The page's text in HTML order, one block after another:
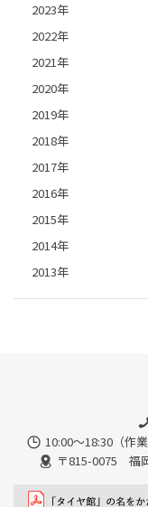
2023年
2022年
2021年
2020年
2019年
2018年
2017年
2016年
2015年
2014年
2013年
10:00～18:30（作
〒815-0075 福